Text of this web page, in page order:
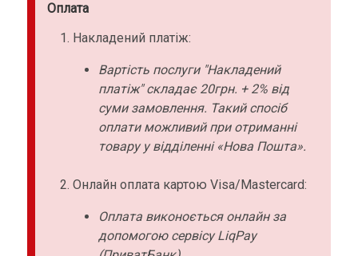
Оплата
Накладений платіж:
Вартість послуги "Накладений
платіж" складає 20грн. + 2% від
суми замовлення. Такий спосіб
оплати можливий при отриманні
товару у відділенні «Нова Пошта».
Онлайн оплата картою Visa/Mastercard:
Оплата виконоється онлайн за
допомогою сервісу LiqPay